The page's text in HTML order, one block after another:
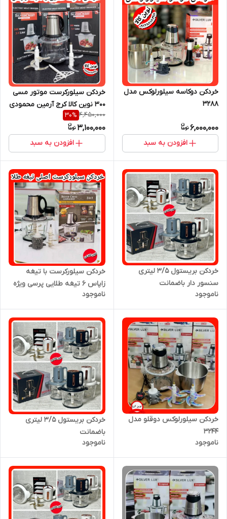
خردکن دوکاسه سیلورلوکس مدل
۳۲۸۸
6,000,000
افزودن به سبد
خردکن سیلورکرست موتور مسی
۳۰۰ نوین کالا کرج آرمین محمودی
4,450,000
30%
3,100,000
افزودن به سبد
خردکن بریستول ۳/۵ لیتری
سنسور دار باضمانت
ناموجود
خردکن سیلورکرست با تیغه
زاپاس ۶ تیغه طلایی پرسی ویژه
روز مادر
ناموجود
خردکن سیلورلوکس دوقلو مدل
3244
ناموجود
خردکن بریستول ۳/۵ لیتری
باضمانت
ناموجود